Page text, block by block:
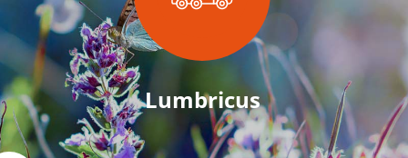
Lumbricus